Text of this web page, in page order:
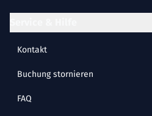
Kontakt
Buchung stornieren
FAQ